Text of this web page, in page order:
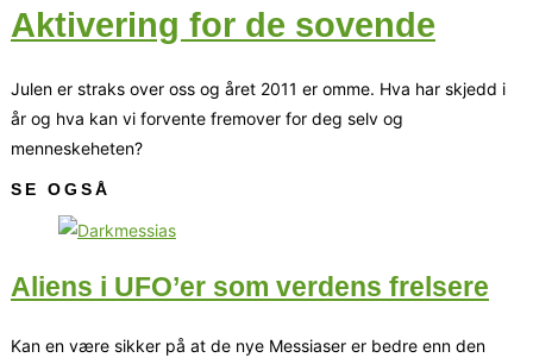
Aktivering for de sovende
Julen er straks over oss og året 2011 er omme. Hva har skjedd i
år og hva kan vi forvente fremover for deg selv og
menneskeheten?
SE OGSÅ
Aliens i UFO’er som verdens frelsere
Kan en være sikker på at de nye Messiaser er bedre enn den